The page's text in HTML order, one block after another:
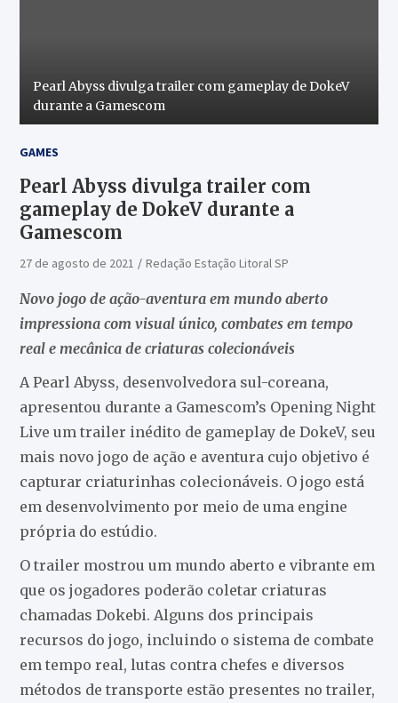
Pearl Abyss divulga trailer com gameplay de DokeV
durante a Gamescom
GAMES
Pearl Abyss divulga trailer com
gameplay de DokeV durante a
Gamescom
27 de agosto de 2021 Redação Estação Litoral SP
Novo jogo de ação-aventura em mundo aberto
impressiona com visual único, combates em tempo
real e mecânica de criaturas colecionáveis
A Pearl Abyss, desenvolvedora sul-coreana,
apresentou durante a Gamescom’s Opening Night
Live um trailer inédito de gameplay de DokeV, seu
mais novo jogo de ação e aventura cujo objetivo é
capturar criaturinhas colecionáveis. O jogo está
em desenvolvimento por meio de uma engine
própria do estúdio.
O trailer mostrou um mundo aberto e vibrante em
que os jogadores poderão coletar criaturas
chamadas Dokebi. Alguns dos principais
recursos do jogo, incluindo o sistema de combate
em tempo real, lutas contra chefes e diversos
métodos de transporte estão presentes no trailer,